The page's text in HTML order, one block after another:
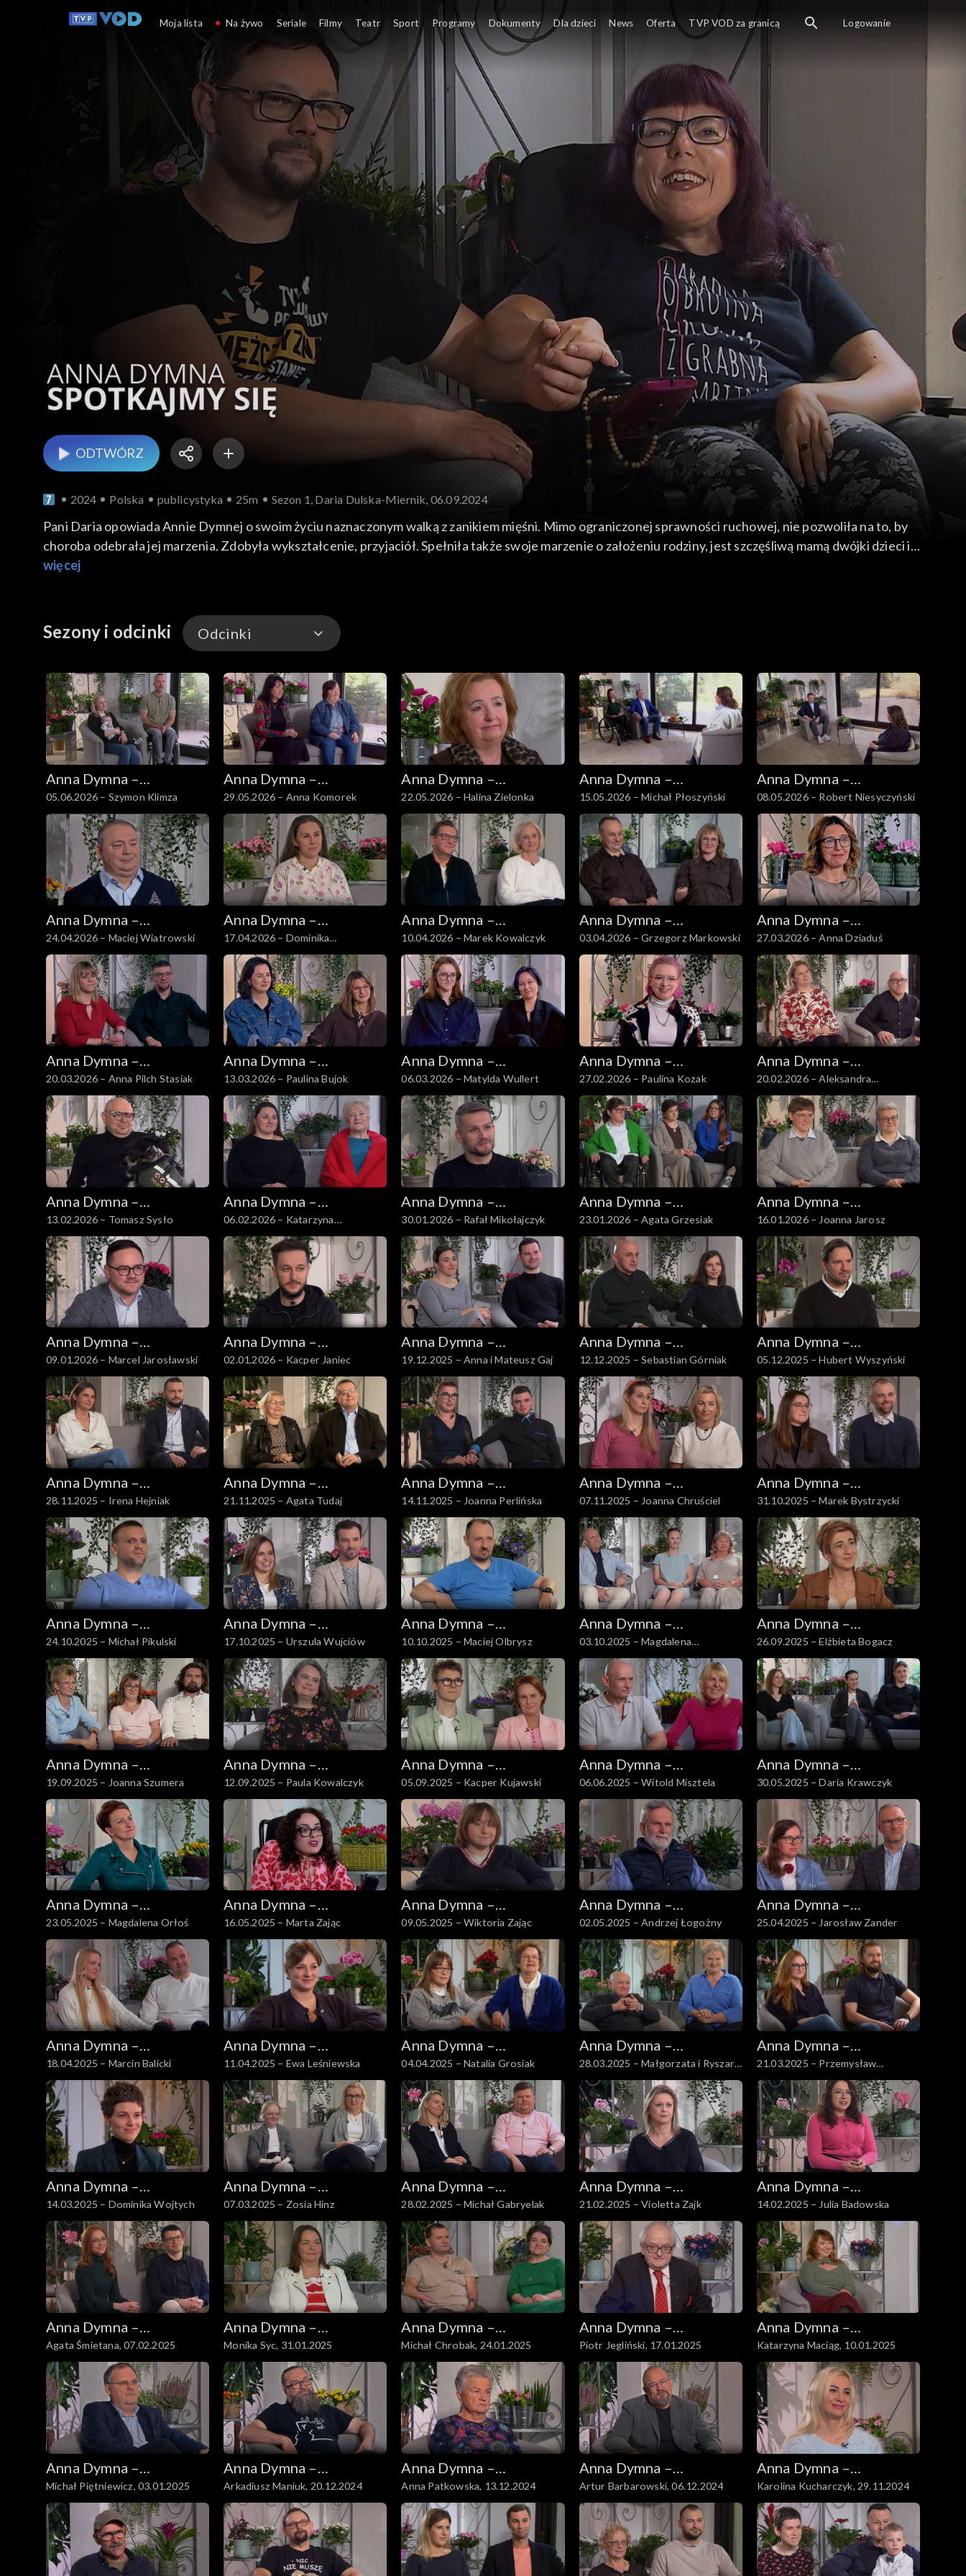
ODTWÓRZ
2024 Polska publicystyka 25m Sezon 1, Daria Dulska-Miernik, 06.09.2024
Pani Daria opowiada Annie Dymnej o swoim życiu naznaczonym walką z zanikiem mięśni. Mimo ograniczonej sprawności ruchowej, nie pozwoliła na to, by
choroba odebrała jej marzenia. Zdobyła wykształcenie, przyjaciół. Spełniła także swoje marzenie o założeniu rodziny, jest szczęśliwą mamą dwójki dzieci i
żoną Dominika, który towarzyszy jej w studiu.
więcej
Sezony i odcinki Odcinki
Odcinki
Anna Dymna –
spotkajmy się
05.06.2026 – Szymon Klimza
Anna Dymna –
spotkajmy się
29.05.2026 – Anna Komorek
Anna Dymna –
spotkajmy się
22.05.2026 – Halina Zielonka
Anna Dymna –
spotkajmy się
15.05.2026 – Michał Płoszyński
Anna Dymna –
spotkajmy się
08.05.2026 – Robert Niesyczyński
Anna Dymna –
spotkajmy się
24.04.2026 – Maciej Wiatrowski
Anna Dymna –
spotkajmy się
17.04.2026 – Dominika
Kruczkowska
Anna Dymna –
spotkajmy się
10.04.2026 – Marek Kowalczyk
Anna Dymna –
spotkajmy się
03.04.2026 – Grzegorz Markowski
Anna Dymna –
spotkajmy się
27.03.2026 – Anna Dziaduś
Anna Dymna –
spotkajmy się
20.03.2026 – Anna Pilch Stasiak
Anna Dymna –
spotkajmy się
13.03.2026 – Paulina Bujok
Anna Dymna –
spotkajmy się
06.03.2026 – Matylda Wullert
Anna Dymna –
spotkajmy się
27.02.2026 – Paulina Kozak
Anna Dymna –
spotkajmy się
20.02.2026 – Aleksandra
Kopertyńska
Anna Dymna –
spotkajmy się
13.02.2026 – Tomasz Sysło
Anna Dymna –
spotkajmy się
06.02.2026 – Katarzyna
Kwiatowska-Świątek
Anna Dymna –
spotkajmy się
30.01.2026 – Rafał Mikołajczyk
Anna Dymna –
spotkajmy się
23.01.2026 – Agata Grzesiak
Anna Dymna –
spotkajmy się
16.01.2026 – Joanna Jarosz
Anna Dymna –
spotkajmy się
09.01.2026 – Marcel Jarosławski
Anna Dymna –
spotkajmy się
02.01.2026 – Kacper Janiec
Anna Dymna –
spotkajmy się
19.12.2025 – Anna i Mateusz Gaj
Anna Dymna –
spotkajmy się
12.12.2025 – Sebastian Górniak
Anna Dymna –
spotkajmy się
05.12.2025 – Hubert Wyszyński
Anna Dymna –
spotkajmy się
28.11.2025 – Irena Hejniak
Anna Dymna –
spotkajmy się
21.11.2025 – Agata Tudaj
Anna Dymna –
spotkajmy się
14.11.2025 – Joanna Perlińska
Anna Dymna –
spotkajmy się
07.11.2025 – Joanna Chruściel
Anna Dymna –
spotkajmy się
31.10.2025 – Marek Bystrzycki
Anna Dymna –
spotkajmy się
24.10.2025 – Michał Pikulski
Anna Dymna –
spotkajmy się
17.10.2025 – Urszula Wujciów
Anna Dymna –
spotkajmy się
10.10.2025 – Maciej Olbrysz
Anna Dymna –
spotkajmy się
03.10.2025 – Magdalena
Andruszkiewicz
Anna Dymna –
spotkajmy się
26.09.2025 – Elżbieta Bogacz
Anna Dymna –
spotkajmy się
19.09.2025 – Joanna Szumera
Anna Dymna –
spotkajmy się
12.09.2025 – Paula Kowalczyk
Anna Dymna –
spotkajmy się
05.09.2025 – Kacper Kujawski
Anna Dymna –
spotkajmy się
06.06.2025 – Witold Misztela
Anna Dymna –
spotkajmy się
30.05.2025 – Daria Krawczyk
Anna Dymna –
spotkajmy się
23.05.2025 – Magdalena Orłoś
Anna Dymna –
spotkajmy się
16.05.2025 – Marta Zając
Anna Dymna –
spotkajmy się
09.05.2025 – Wiktoria Zając
Anna Dymna –
spotkajmy się
02.05.2025 – Andrzej Łogożny
Anna Dymna –
spotkajmy się
25.04.2025 – Jarosław Zander
Anna Dymna –
spotkajmy się
18.04.2025 – Marcin Balicki
Anna Dymna –
spotkajmy się
11.04.2025 – Ewa Leśniewska
Anna Dymna –
spotkajmy się
04.04.2025 – Natalia Grosiak
Anna Dymna –
spotkajmy się
28.03.2025 – Małgorzata i Ryszard
Olejnikowie
Anna Dymna –
spotkajmy się
21.03.2025 – Przemysław
Warzecha
Anna Dymna –
spotkajmy się
14.03.2025 – Dominika Wojtych
Anna Dymna –
spotkajmy się
07.03.2025 – Zosia Hinz
Anna Dymna –
spotkajmy się
28.02.2025 – Michał Gabryelak
Anna Dymna –
spotkajmy się
21.02.2025 – Violetta Zajk
Anna Dymna –
spotkajmy się
14.02.2025 – Julia Badowska
Anna Dymna –
spotkajmy się
Agata Śmietana, 07.02.2025
Anna Dymna –
spotkajmy się
Monika Syc, 31.01.2025
Anna Dymna –
spotkajmy się
Michał Chrobak, 24.01.2025
Anna Dymna –
spotkajmy się
Piotr Jegliński, 17.01.2025
Anna Dymna –
spotkajmy się
Katarzyna Maciąg, 10.01.2025
Anna Dymna –
spotkajmy się
Michał Piętniewicz, 03.01.2025
Anna Dymna –
spotkajmy się
Arkadiusz Maniuk, 20.12.2024
Anna Dymna –
spotkajmy się
Anna Patkowska, 13.12.2024
Anna Dymna –
spotkajmy się
Artur Barbarowski, 06.12.2024
Anna Dymna –
spotkajmy się
Karolina Kucharczyk, 29.11.2024
Moja lista Na żywo Seriale Filmy Teatr Sport Programy Dokumenty Dla dzieci News Oferta TVP VOD za granicą Logowanie